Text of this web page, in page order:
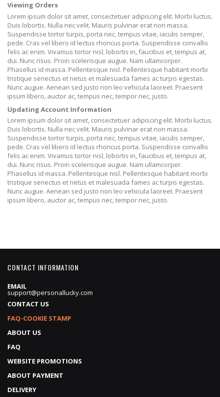
Viewing Orders
Lorem ipsum dolor sit amet, consectetuer adipiscing elit. Morbi luctus.
Duis lobortis. Nulla nec velit. Mauris pulvinar erat non massa.
Suspendisse tortor turpis, porta nec, tempus vitae, iaculis semper,
pede. Cras vel libero id lectus rhoncus porta. Suspendisse convallis
felis ac enim. Vivamus tortor nisl, lobortis in, faucibus et, tempus at,
dui. Nunc risus. Proin scelerisque augue. Nam ullamcorper.
Phasellus id massa. Pellentesque nisl. Pellentesque habitant morbi
tristique senectus et netus et malesuada fames ac turpis egestas.
Nunc augue. Aenean sed justo non leo vehicula laoreet. Praesent
ipsum libero, auctor ac, tempus nec, tempor nec, justo.
Updating Account Information
Lorem ipsum dolor sit amet, consectetuer adipiscing elit. Morbi luctus.
Duis lobortis. Nulla nec velit. Mauris pulvinar erat non massa.
Suspendisse tortor turpis, porta nec, tempus vitae, iaculis semper,
pede. Cras vel libero id lectus rhoncus porta. Suspendisse convallis
felis ac enim. Vivamus tortor nisl, lobortis in, faucibus et, tempus at,
dui. Nunc risus. Proin scelerisque augue. Nam ullamcorper.
Phasellus id massa. Pellentesque nisl. Pellentesque habitant morbi
tristique senectus et netus et malesuada fames ac turpis egestas.
Nunc augue. Aenean sed justo non leo vehicula laoreet. Praesent
ipsum libero, auctor ac, tempus nec, tempor nec, justo.
CONTACT INFORMATION
EMAIL
support@personallucky.com
CONTACT US
FAQ-COOKIE STAMP
ABOUT US
FAQ
WEBSITE PROMOTIONS
ABOUT PAYMENT
DELIVERY